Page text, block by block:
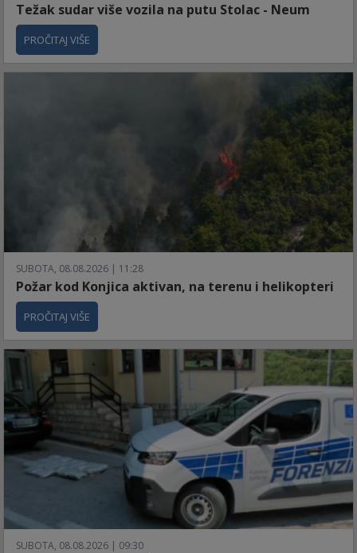
Težak sudar više vozila na putu Stolac - Neum
PROČITAJ VIŠE
SUBOTA, 08.08.2026 | 11:28
Požar kod Konjica aktivan, na terenu i helikopteri
PROČITAJ VIŠE
SUBOTA, 08.08.2026 | 09:30